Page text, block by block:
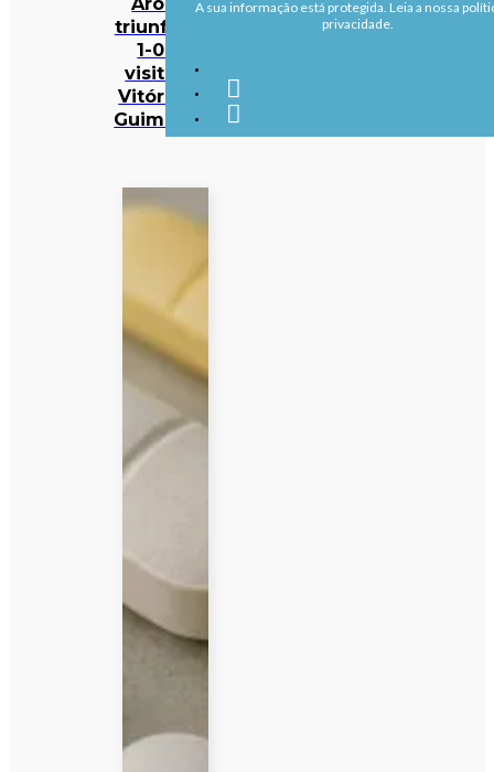
triunfa por
1-0 na
visita ao
Vitória de
Guimarães
A sua informação está protegida. Leia a nossa
privacidade.